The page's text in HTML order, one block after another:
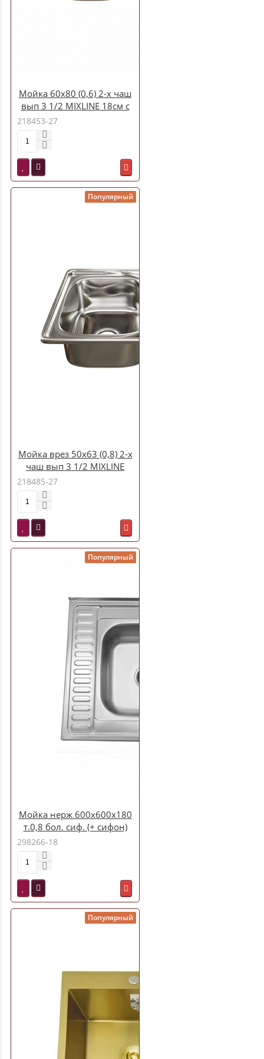
Мойка 60х80 (0,6) 2-х чаш
вып 3 1/2 MIXLINE 18см с
сифоном
218453-27
Популярный
Мойка врез 50х63 (0,8) 2-х
чаш вып 3 1/2 MIXLINE
18см с сифоном
218485-27
Популярный
Мойка нерж 600х600х180
т.0,8 бол. сиф. (+ сифон)
правая Китай
298266-18
Популярный